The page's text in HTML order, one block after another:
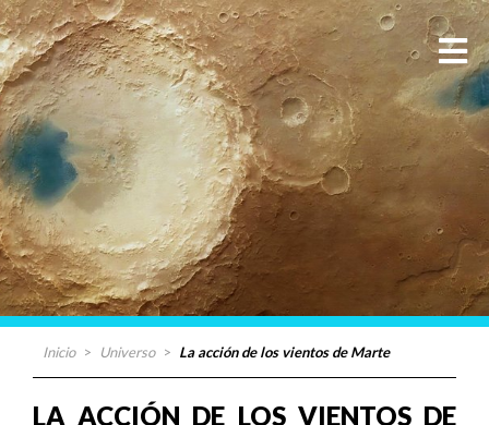
Inicio > Universo > La acción de los vientos de Marte
LA ACCIÓN DE LOS VIENTOS DE